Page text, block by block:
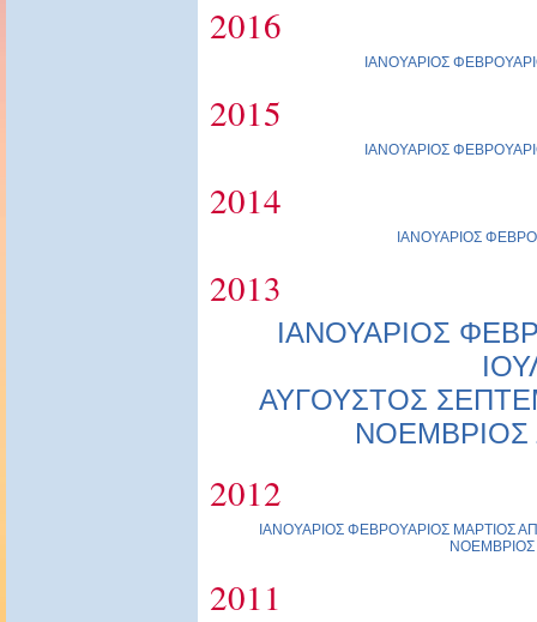
2016
ΙΑΝΟΥΑΡΙΟΣ
2015
ΙΑΝΟΥΑΡΙΟΣ
2014
ΙΑΝΟΥΑΡΙΟΣ
2013
ΙΑΝΟΥΑΡΙΟΣ
ΑΥΓΟΥΣΤΟΣ
ΝΟΕΜΒΡΙΟΣ
2012
ΙΑΝΟΥΑΡΙΟΣ ΦΕΒΡΟΥΑΡΙΟΣ ΜΑΡΤΙΟΣ
ΝΟΕΜΒΡΙΟΣ
2011